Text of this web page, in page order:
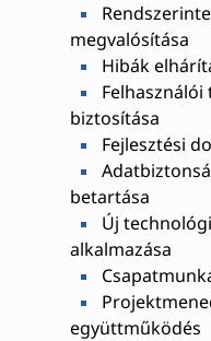
megvalósítása
Hibák
biztosítása
Fejlesztési
betartása
Új
alkalmazása
együttműködés